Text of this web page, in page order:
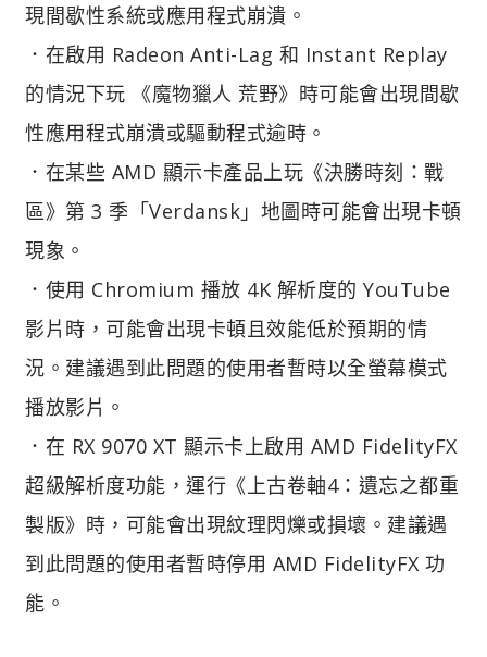
現間歇性系統或應用程式崩潰。
．在啟用 Radeon Anti-Lag 和 Instant Replay
的情況下玩 《魔物獵人 荒野》時可能會出現間歇
性應用程式崩潰或驅動程式逾時。
．在某些 AMD 顯示卡產品上玩《決勝時刻：戰
區》第 3 季「Verdansk」地圖時可能會出現卡頓
現象。
．使用 Chromium 播放 4K 解析度的 YouTube
影片時，可能會出現卡頓且效能低於預期的情
況。建議遇到此問題的使用者暫時以全螢幕模式
播放影片。
．在 RX 9070 XT 顯示卡上啟用 AMD FidelityFX
超級解析度功能，運行《上古卷軸4：遺忘之都重
製版》時，可能會出現紋理閃爍或損壞。建議遇
到此問題的使用者暫時停用 AMD FidelityFX 功
能。